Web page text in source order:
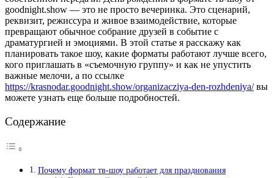
goodnight.show — это не просто вечеринка. Это сценарий,
реквизит, режиссура и живое взаимодействие, которые
превращают обычное собрание друзей в событие с
драматургией и эмоциями. В этой статье я расскажу как
планировать такое шоу, какие форматы работают лучше всего,
кого приглашать в «съемочную группу» и как не упустить
важные мелочи, а по ссылке
https://krasnodar.goodnight.show/organizacziya-den-rozhdeniya/вы
можете узнать еще больше подробностей.
Содержание
Почему формат тв-шоу работает для празднования